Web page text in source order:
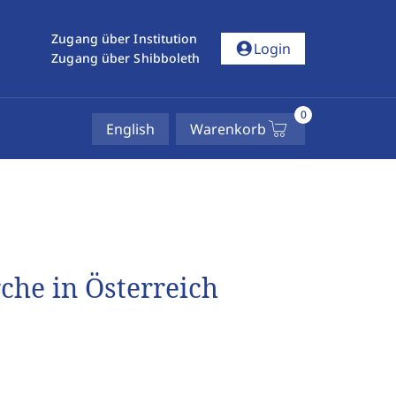
Zugang über Institution
Zugang über Shibboleth
account_circleLogin
English Warenkorb
0
in Österreich